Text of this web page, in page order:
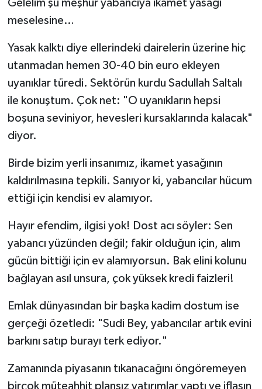
​Gelelim şu meşhur yabancıya ikamet yasağı
meselesine…
​Yasak kalktı diye ellerindeki dairelerin üzerine hiç
utanmadan hemen 30-40 bin euro ekleyen
uyanıklar türedi. Sektörün kurdu Sadullah Saltalı
ile konuştum. Çok net: "O uyanıkların hepsi
boşuna seviniyor, hevesleri kursaklarında kalacak"
diyor.
​Birde bizim yerli insanımız, ikamet yasağının
kaldırılmasına tepkili. Sanıyor ki, yabancılar hücum
ettiği için kendisi ev alamıyor.
​Hayır efendim, ilgisi yok! Dost acı söyler: Sen
yabancı yüzünden değil; fakir olduğun için, alım
gücün bittiği için ev alamıyorsun. Bak elini kolunu
bağlayan asıl unsura, çok yüksek kredi faizleri!
​Emlak dünyasından bir başka kadim dostum ise
gerçeği özetledi: "Sudi Bey, yabancılar artık evini
barkını satıp burayı terk ediyor."
Zamanında piyasanın tıkanacağını öngöremeyen
birçok müteahhit plansız yatırımlar yaptı ve iflasın